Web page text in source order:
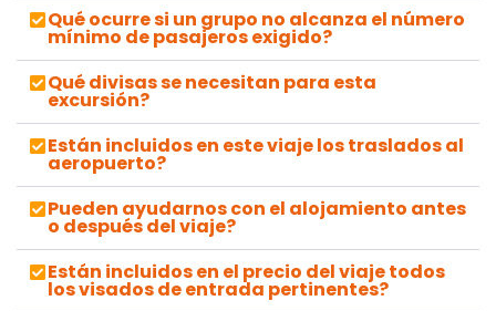
Qué ocurre si un grupo no alcanza el número
mínimo de pasajeros exigido?
Qué divisas se necesitan para esta
excursión?
Están incluidos en este viaje los traslados al
aeropuerto?
Pueden ayudarnos con el alojamiento antes
o después del viaje?
Están incluidos en el precio del viaje todos
los visados de entrada pertinentes?